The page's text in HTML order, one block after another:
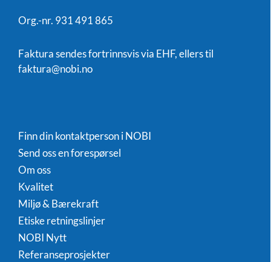
Org.-nr. 931 491 865
Faktura sendes fortrinnsvis via EHF, ellers til
faktura@nobi.no
Finn din kontaktperson i NOBI
Send oss en forespørsel
Om oss
Kvalitet
Miljø & Bærekraft
Etiske retningslinjer
NOBI Nytt
Referanseprosjekter